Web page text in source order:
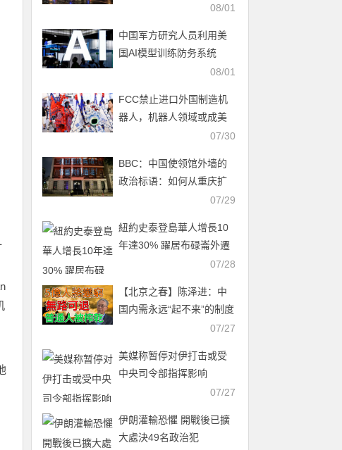
08/01
中国军方研究人员利用美
国AI模型训练防务系统
08/01
FCC禁止进口外国制造机
器人，机器人领域或成美
07/30
BBC：中国使领馆外墙的
政治标语：如何从重庆扩
07/29
紐約史泰登島華人增長10
年達30% 躍居布碌崙外遷
07/28
【北京之春】陈泽进：中
国内需永远“起不来”的制度
07/27
美媒称暂停对伊打击或受
中央司令部指挥影响
07/27
伊朗灌輸恐懼 開戰後已擴
大處決49名政治犯